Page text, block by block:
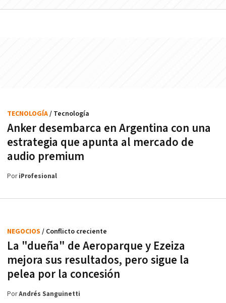
Anker desembarca en Argentina con una
estrategia que apunta al mercado de
audio premium
TECNOLOGÍA/ Tecnología
PoriProfesional
La "dueña" de Aeroparque y Ezeiza
mejora sus resultados, pero sigue la
pelea por la concesión
NEGOCIOS / Conflicto creciente
PorAndrés Sanguinetti